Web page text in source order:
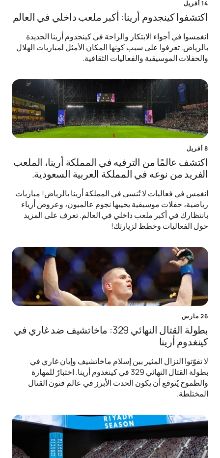
14 أفريل
اكتشفوا كينجدوم أرينا: أكبر ملعب داخلي في العالم
انغمسوا في أجواء الابتكار والراحة في كينجدوم أرينا الجديدة
بالرياض. تعرفوا على سبب كونها المكان الأمثل لمباريات الهلال
والحفلات الموسيقية والفعاليات الثقافية.
8 أفريل
اكتشف عالمًا من الترفيه في المملكة أرينا، الملعب
الفريد من نوعه في المملكة العربية السعودية.
انغمس في فعاليات لا تُنسى في المملكة أرينا بالرياض! مباريات
رياضية، حفلات موسيقية يحييها نجوم عالميون، وعروض أزياء
بانتظارك في أكبر ملعب داخلي في العالم. تعرف على المزيد
حول الفعاليات وخطط لزيارتك!
26 مارس
بطولة القتال النهائي 329: ماخاتشيف ضد غاري في
كينغدوم أرينا
لا تفوّتوا النزال المثير بين إسلام ماخاتشيف وإيان غاري في
بطولة القتال النهائي 329 في كينغدوم أرينا. اختبارٌ للمهارة
والطموح يُتوقع أن يكون الحدث الأبرز في عالم فنون القتال
المختلطة.